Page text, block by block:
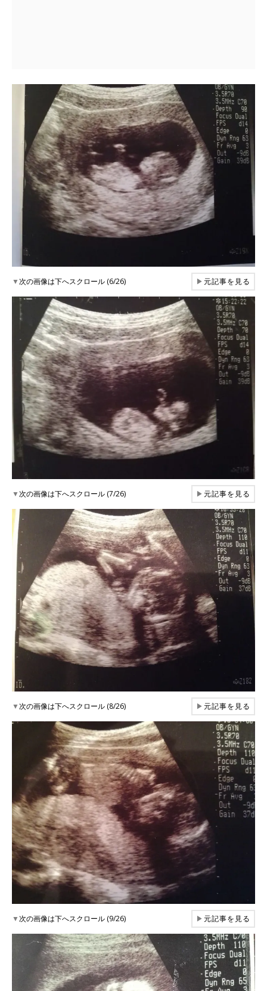
▼次の画像は下へスクロール (6/26) ▶元記事を見る
▼次の画像は下へスクロール (7/26) ▶元記事を見る
▼次の画像は下へスクロール (8/26) ▶元記事を見る
▼次の画像は下へスクロール (9/26) ▶元記事を見る